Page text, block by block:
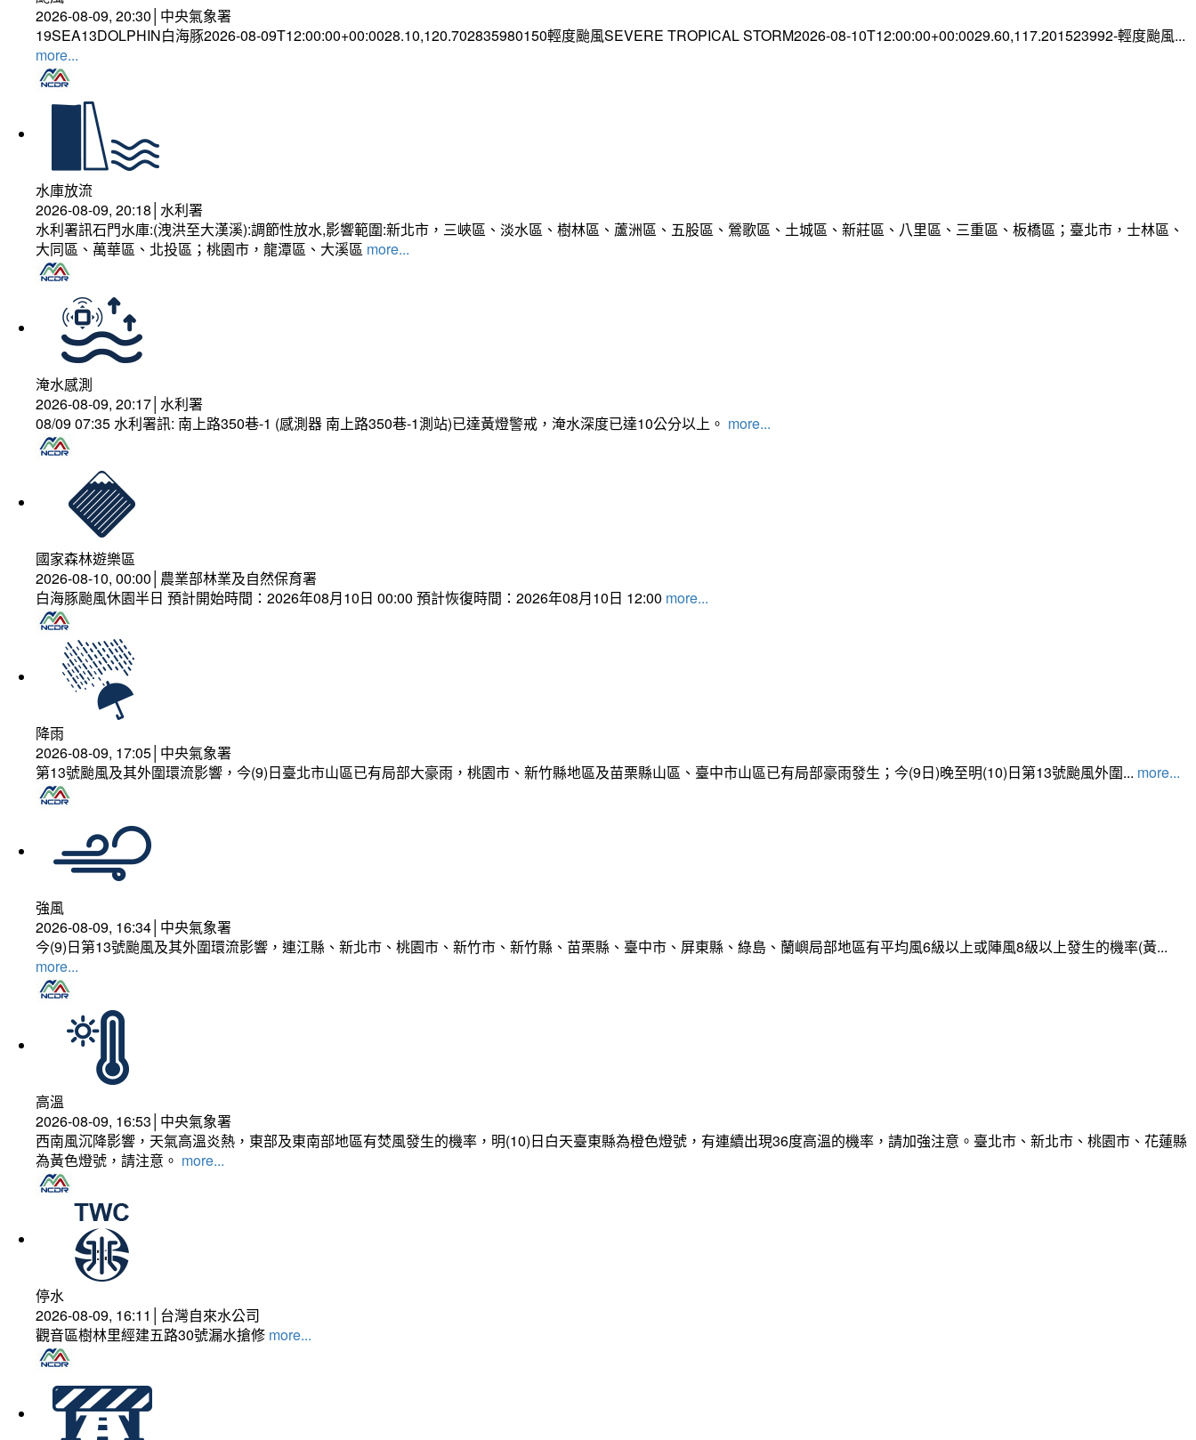
2026-08-09, 20:30│中央氣象署
19SEA13DOLPHIN白海豚2026-08-09T12:00:00+00:0028.10,120.702835980150輕度颱風SEVERE TROPICAL STORM2026-08-10T12:00:00+00:0029.60,117.201523992-輕度颱風...
more...
水庫放流
2026-08-09, 20:18│水利署
水利署訊石門水庫:(洩洪至大漢溪):調節性放水,影響範圍:新北市，三峽區、淡水區、樹林區、蘆洲區、五股區、鶯歌區、土城區、新莊區、八里區、三重區、板橋區；臺北市，士林區、
大同區、萬華區、北投區；桃園市，龍潭區、大溪區 more...
淹水感測
2026-08-09, 20:17│水利署
08/09 07:35 水利署訊: 南上路350巷-1 (感測器 南上路350巷-1測站)已達黃燈警戒，淹水深度已達10公分以上。​​​ more...
國家森林遊樂區
2026-08-10, 00:00│農業部林業及自然保育署
白海豚颱風休園半日 預計開始時間：2026年08月10日 00:00 預計恢復時間：2026年08月10日 12:00 more...
降雨
2026-08-09, 17:05│中央氣象署
第13號颱風及其外圍環流影響，今(9)日臺北市山區已有局部大豪雨，桃園市、新竹縣地區及苗栗縣山區、臺中市山區已有局部豪雨發生；今(9日)晚至明(10)日第13號颱風外圍... more...
強風
2026-08-09, 16:34│中央氣象署
今(9)日第13號颱風及其外圍環流影響，連江縣、新北市、桃園市、新竹市、新竹縣、苗栗縣、臺中市、屏東縣、綠島、蘭嶼局部地區有平均風6級以上或陣風8級以上發生的機率(黃...
more...
高溫
2026-08-09, 16:53│中央氣象署
西南風沉降影響，天氣高溫炎熱，東部及東南部地區有焚風發生的機率，明(10)日白天臺東縣為橙色燈號，有連續出現36度高溫的機率，請加強注意。臺北市、新北市、桃園市、花蓮縣
為黃色燈號，請注意。 more...
停水
2026-08-09, 16:11│台灣自來水公司
觀音區樹林里經建五路30號漏水搶修 more...